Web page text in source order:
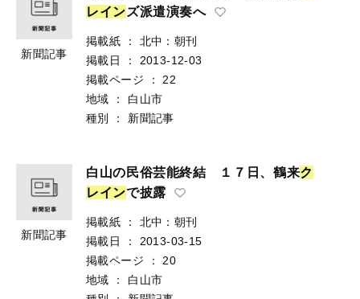
新聞記事
レイ ンズ派遣演奏へ
掲載紙 ：
北中：朝刊
掲載日
：
2013-12-03
掲載ページ
：
22
地域
：
白山市
種別
： 新聞記事
新聞記事
白山の民俗芸能終結 １７日、鶴来ク
レイ ンで披露
掲載紙 ：
北中：朝刊
掲載日
：
2013-03-15
掲載ページ
：
20
地域
：
白山市